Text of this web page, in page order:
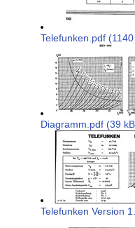
Telefunken.pdf (1140
Diagramm.pdf (39
Telefunken Version